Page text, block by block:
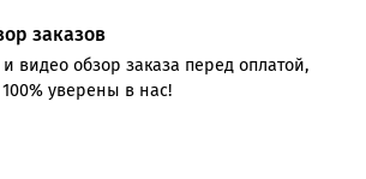
заказов
обзор заказа перед оплатой,
уверены в нас!